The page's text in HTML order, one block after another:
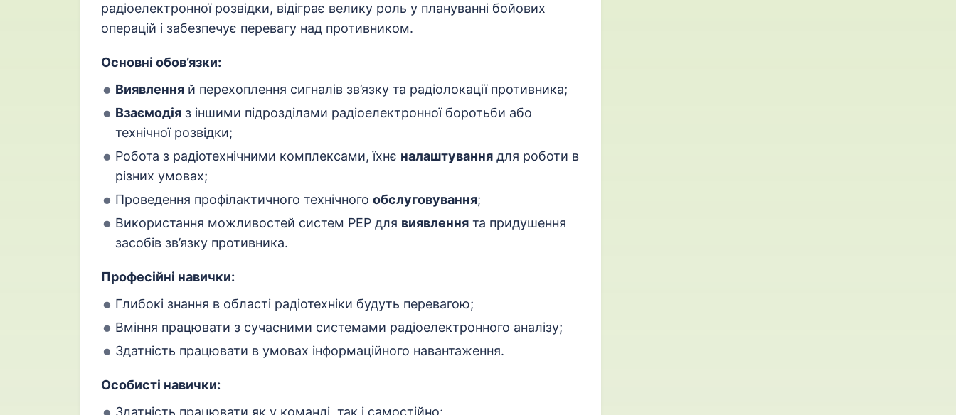
радіоелектронної розвідки, відіграє велику роль у плануванні бойових
операцій і забезпечує перевагу над противником.
Основні обов’язки:
Виявлення й перехоплення сигналів зв’язку та радіолокації противника;
Взаємодія з іншими підрозділами радіоелектронної боротьби або
технічної розвідки;
Робота з радіотехнічними комплексами, їхнє налаштування для роботи в
різних умовах;
Проведення профілактичного технічного обслуговування;
Використання можливостей систем РЕР для виявлення та придушення
засобів зв’язку противника.
Професійні навички:
Глибокі знання в області радіотехніки будуть перевагою;
Вміння працювати з сучасними системами радіоелектронного аналізу;
Здатність працювати в умовах інформаційного навантаження.
Особисті навички:
Здатність працювати як у команді, так і самостійно;